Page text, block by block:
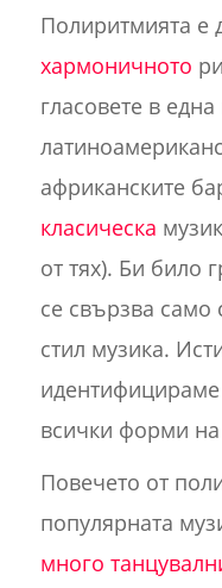
Полиритмията е
хармоничното
гласовете в
африканските
класическа
от тях). Би било
се свързва
стил музика.
всички форми
Повечето от
популярната
много